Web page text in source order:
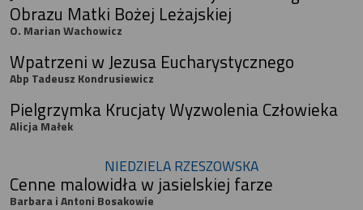
Obrazu Matki Bożej Leżajskiej
O. Marian Wachowicz
Wpatrzeni w Jezusa Eucharystycznego
Abp Tadeusz Kondrusiewicz
Pielgrzymka Krucjaty Wyzwolenia Człowieka
Alicja Małek
NIEDZIELA RZESZOWSKA
Cenne malowidła w jasielskiej farze
Barbara i Antoni Bosakowie